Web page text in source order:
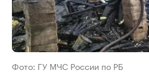
Фото: ГУ МЧС России по РБ